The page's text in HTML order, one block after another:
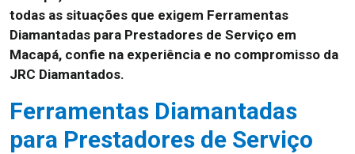
todas as situações que exigem Ferramentas
Diamantadas para Prestadores de Serviço em
Macapá, confie na experiência e no compromisso da
JRC Diamantados.
Ferramentas Diamantadas
para Prestadores de Serviço